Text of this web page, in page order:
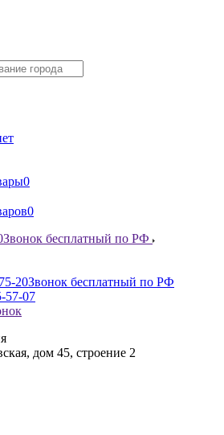
0
0
Звонок бесплатный по РФ
20Звонок бесплатный по РФ
57-07
дом 45, строение 2